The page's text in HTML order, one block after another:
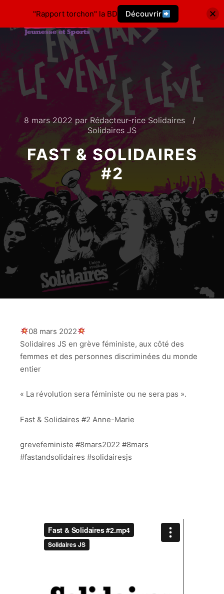
8 mars 2022 parRédacteur-rice Solidaires
Solidaires JS
FAST & SOLIDAIRES
#2
08 mars 2022
Solidaires JS en grève féministe, aux côté des
femmes et des personnes discriminées du monde
entier
« La révolution sera féministe ou ne sera pas ».
Fast & Solidaires #2 Anne-Marie
grevefeministe #8mars2022 #8mars
#fastandsolidaires #solidairesjs
"Rapport torchon" la BD Découvrir